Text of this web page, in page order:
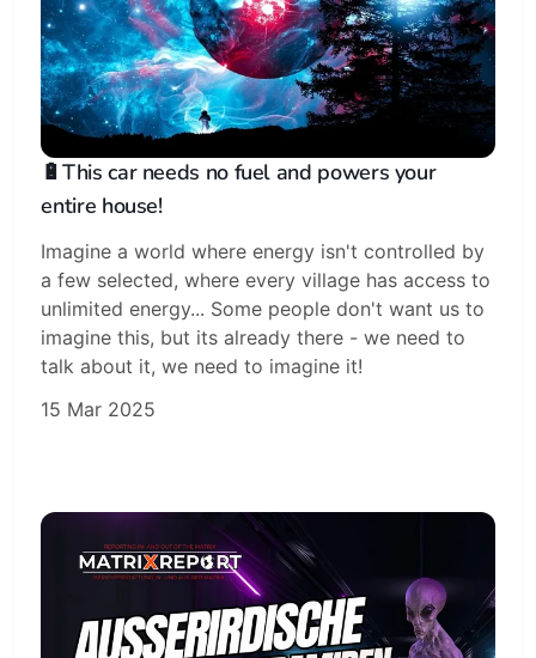
🔋This car needs no fuel and powers your
entire house!
Imagine a world where energy isn't controlled by
a few selected, where every village has access to
unlimited energy... Some people don't want us to
imagine this, but its already there - we need to
talk about it, we need to imagine it!
15 Mar 2025